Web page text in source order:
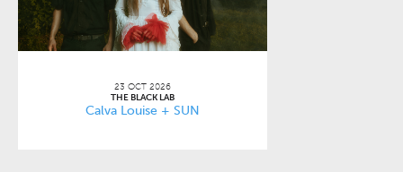
23 OCT 2026
THE BLACK LAB
Calva Louise + SUN